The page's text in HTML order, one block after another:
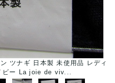
ツナギ 日本製 未使用品 レディ
ビー La joie de viv...